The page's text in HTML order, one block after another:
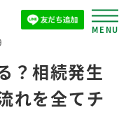
？相続発生
れを全てチ